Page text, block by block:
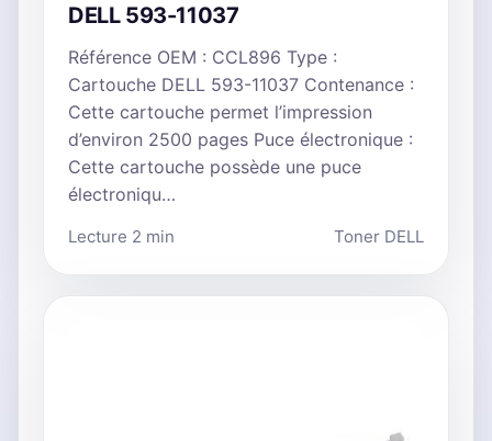
DELL 593-11037
Référence OEM : CCL896 Type :
Cartouche DELL 593-11037 Contenance :
Cette cartouche permet l’impression
d’environ 2500 pages Puce électronique :
Cette cartouche possède une puce
électroniqu…
Lecture 2 min Toner DELL